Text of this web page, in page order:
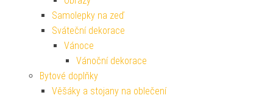
Samolepky na zeď
Sváteční dekorace
Vánoce
Vánoční dekorace
Bytové doplňky
Věšáky a stojany na oblečení